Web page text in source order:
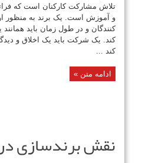
تلاش مشارکت کارکنان است که
و آموزش است. یک برند به منظور
کنندگان و در طول زمان باید
کند. یک شرکت باید یک اخلاق و
کند ...
ادامه متن »
نقش برندسازی